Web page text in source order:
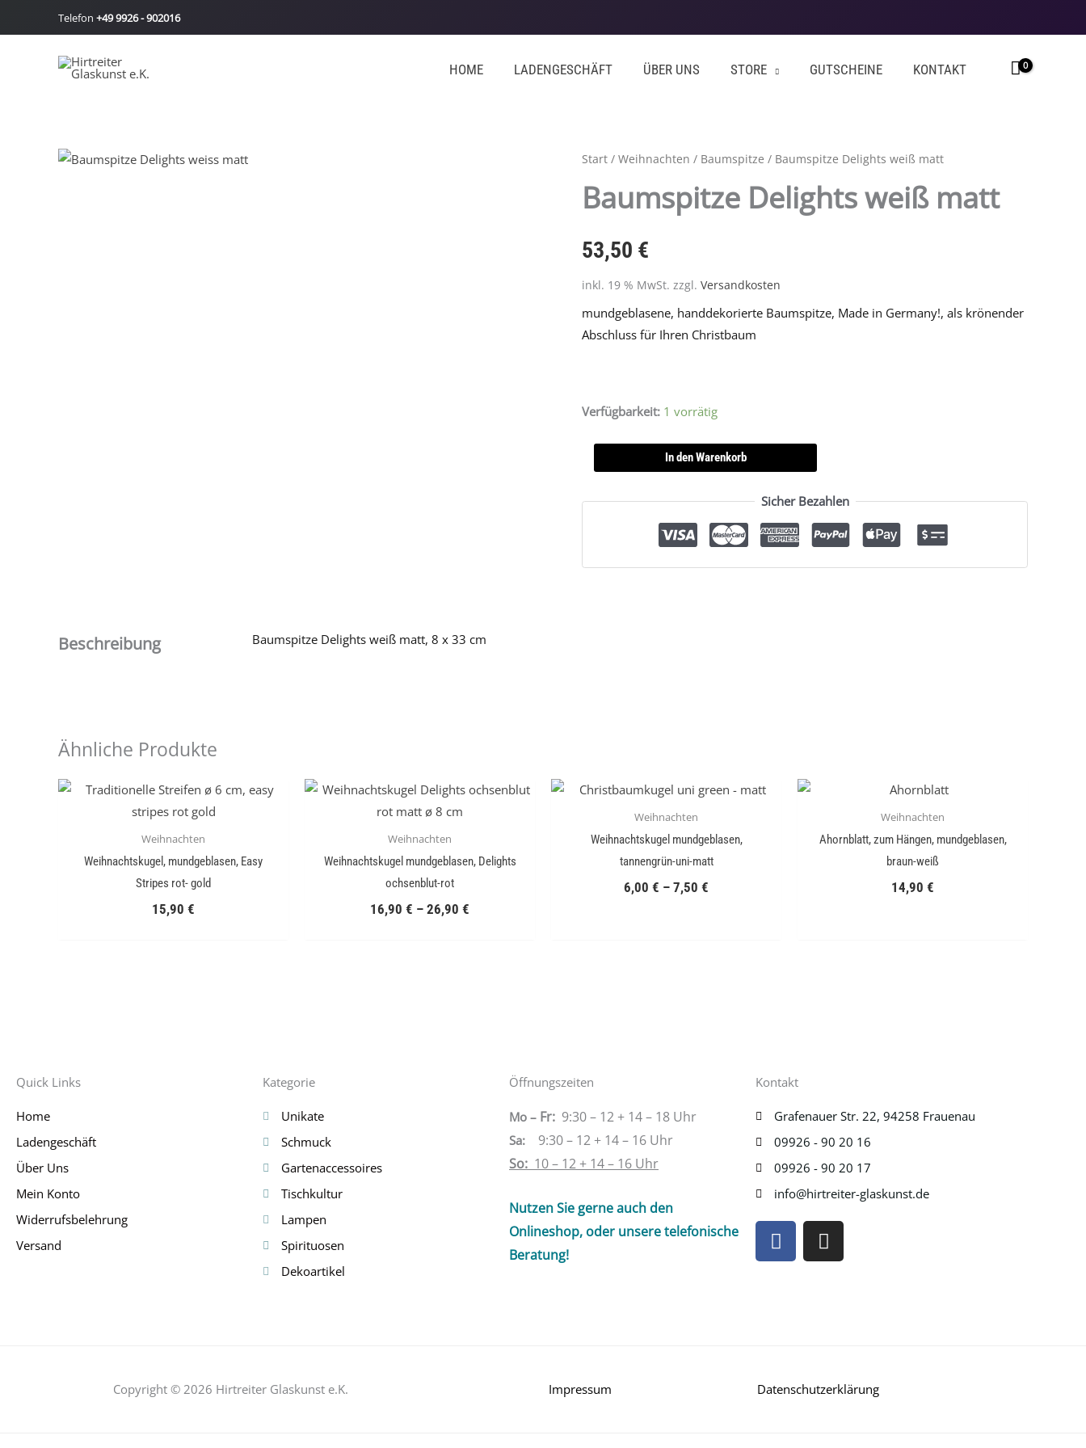
Inhalt
Telefon +49 9926 - 902016
HOME LADENGESCHÄFT ÜBER UNS STORE GUTSCHEINE KONTAKT
Start / Weihnachten / Baumspitze / Baumspitze Delights weiß matt
Baumspitze Delights weiß matt
53,50 €
inkl. 19 % MwSt. zzgl. Versandkosten
mundgeblasene, handdekorierte Baumspitze, Made in Germany!, als krönender
Abschluss für Ihren Christbaum
Verfügbarkeit: 1 vorrätig
Baumspitze
weiß
Menge
In den Warenkorb
Sicher Bezahlen
Beschreibung Baumspitze Delights weiß matt, 8 x 33 cm
Ähnliche Produkte
Weihnachten
Weihnachtskugel, mundgeblasen, Easy
Stripes rot- gold
15,90 €
Weihnachten
Weihnachtskugel mundgeblasen, Delights
ochsenblut-rot
16,90 € – 26,90 €
Weihnachten
Weihnachtskugel mundgeblasen,
tannengrün-uni-matt
6,00 € – 7,50 €
Weihnachten
Ahornblatt, zum Hängen, mundgeblasen,
braun-weiß
14,90 €
Quick Links
Home
Ladengeschäft
Über Uns
Mein Konto
Widerrufsbelehrung
Versand
Kategorie
Unikate
Schmuck
Gartenaccessoires
Tischkultur
Lampen
Spirituosen
Dekoartikel
Öffnungszeiten
Mo – Fr: 9:30 – 12 + 14 – 18 Uhr
Sa: 9:30 – 12 + 14 – 16 Uhr
So: 10 – 12 + 14 – 16 Uhr
Nutzen Sie gerne auch den
Onlineshop, oder unsere telefonische
Beratung!
Kontakt
Grafenauer Str. 22, 94258 Frauenau
09926 - 90 20 16
09926 - 90 20 17
info@hirtreiter-glaskunst.de
F
a
c
I
n
s
m
Copyright © 2026 Hirtreiter Glaskunst e.K. Impressum Datenschutzerklärung